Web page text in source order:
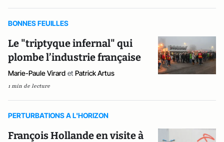
BONNES FEUILLES
Le "triptyque infernal" qui
plombe l’industrie française
Marie-Paule Virard et Patrick Artus
1 min de lecture
PERTURBATIONS A L'HORIZON
François Hollande en visite à